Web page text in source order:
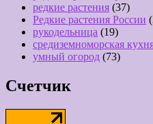
редкие растения (37)
Редкие растения России
рукодельница (19)
средиземноморская
умный огород (73)
Счетчик